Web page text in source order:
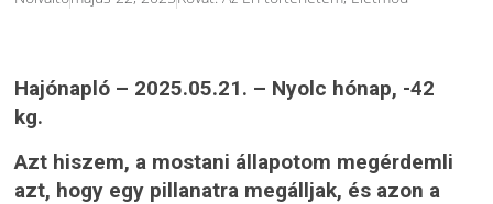
Hajónapló – 2025.05.21. – Nyolc hónap, -42
kg.
Azt hiszem, a mostani állapotom megérdemli
azt, hogy egy pillanatra megálljak, és azon a